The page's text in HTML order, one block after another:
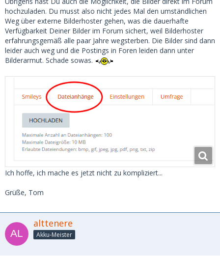
hochzuladen. Du musst also nicht jedes Mal den umständlichen
Weg über externe Bilderhoster gehen, was die dauerhafte
Verfügbarkeit Deiner Bilder im Forum sichert, weil Bilderhoster
erfahrungsgemäß alle paar Jahre wegsterben. Die Bilder sind dann
leider auch weg und die Postings in Foren leiden dann unter
Bilderarmut. Schade sowas.
Ich hoffe, ich mache es jetzt nicht zu kompliziert...
Grüße, Tom
alttenere
Akku-Meister